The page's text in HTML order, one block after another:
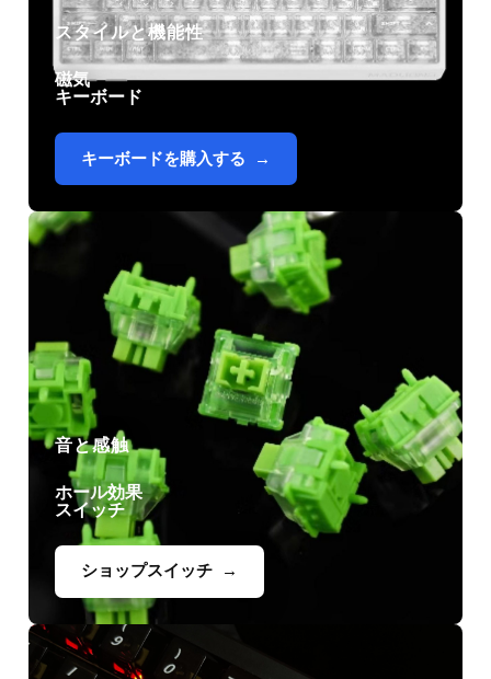
だ体験を。.
このルックを購入する
スタイルと機能性
磁気
キーボード
キーボードを購入する
音と感触
ホール効果
スイッチ
ショップスイッチ